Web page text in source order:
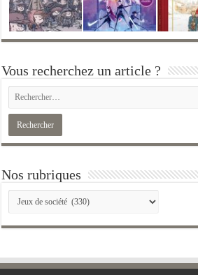
Vous recherchez un article ?
Nos rubriques
Nos
rubriques